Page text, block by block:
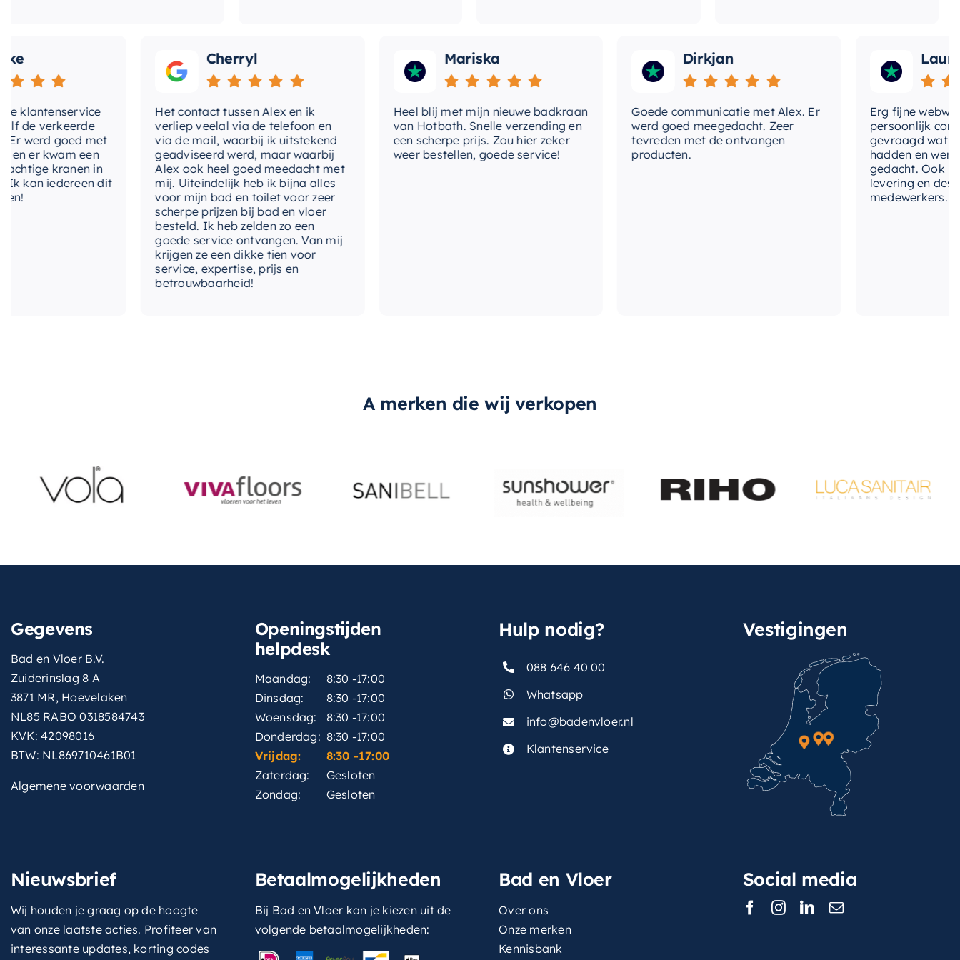
verkeerde
goed met
er kwam een
kranen in
iedereen dit
Cherryl
Het contact tussen Alex en ik
verliep veelal via de telefoon en
via de mail, waarbij ik uitstekend
geadviseerd werd, maar waarbij
Alex ook heel goed meedacht met
mij. Uiteindelijk heb ik bijna alles
voor mijn bad en toilet voor zeer
scherpe prijzen bij bad en vloer
besteld. Ik heb zelden zo een
goede service ontvangen. Van mij
krijgen ze een dikke tien voor
service, expertise, prijs en
betrouwbaarheid!
Mariska
Heel blij met mijn nieuwe badkraan
van Hotbath. Snelle verzending en
een scherpe prijs. Zou hier zeker
weer bestellen, goede service!
Dirkjan
Goede communicatie met Alex. Er
werd goed meegedacht. Zeer
tevreden met de ontvangen
producten.
Laura
Erg fijne
persoonlijk contact
gevraagd wat we
hadden en werd
gedacht. Ook in de
levering en
medewerkers. Wij
A merken die wij verkopen
Gegevens
Bad en Vloer B.V.
Zuiderinslag 8 A
3871 MR, Hoevelaken
NL85 RABO 0318584743
KVK: 42098016
BTW: NL869710461B01
Algemene voorwaarden
Openingstijden
helpdesk
Maandag:
8:30 -17:00
Dinsdag:
8:30 -17:00
Woensdag:
8:30 -17:00
Donderdag: 8:30 -17:00
Vrijdag:
8:30 -17:00
Zaterdag:
Gesloten
Zondag:
Gesloten
Hulp nodig?
088 646 40 00
Whatsapp
info@badenvloer.nl
Klantenservice
Vestigingen
Nieuwsbrief
Wij houden je graag op de hoogte
van onze laatste acties. Profiteer van
interessante updates, korting codes
Betaalmogelijkheden
Bij Bad en Vloer kan je kiezen uit de
volgende betaalmogelijkheden:
Bad en Vloer
Over ons
Onze merken
Kennisbank
Social media